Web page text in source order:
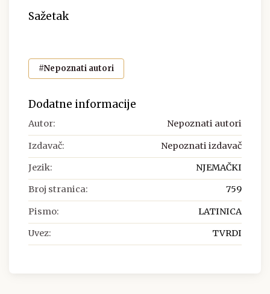
Sažetak
#Nepoznati autori
Dodatne informacije
Autor: Nepoznati autori
Izdavač: Nepoznati izdavač
Jezik: NJEMAČKI
Broj stranica: 759
Pismo: LATINICA
Uvez: TVRDI